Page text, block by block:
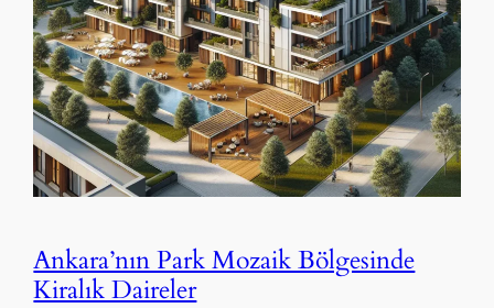
Ankara’nın Park Mozaik Bölgesinde
Kiralık Daireler